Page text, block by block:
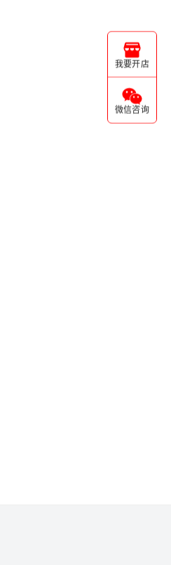
我要开店
微信咨询